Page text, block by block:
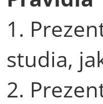
1.
studia,
2.